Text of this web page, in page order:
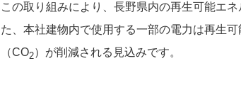
この取り組みにより、長野県内の再生可能エ
た、本社建物内で使用する一部の電力は再生
（CO2）が削減される見込みです。